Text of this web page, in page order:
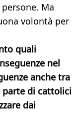
Ma
volontà per
quali
nel
anche tra
parte di cattolici
dai